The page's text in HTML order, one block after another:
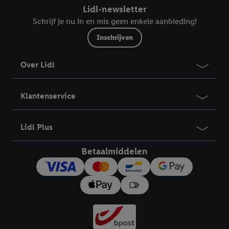
Lidl-newsletter
Schrijf je nu in en mis geen enkele aanbieding!
Inschrijven
Over Lidl
Klantenservice
Lidl Plus
Betaalmiddelen